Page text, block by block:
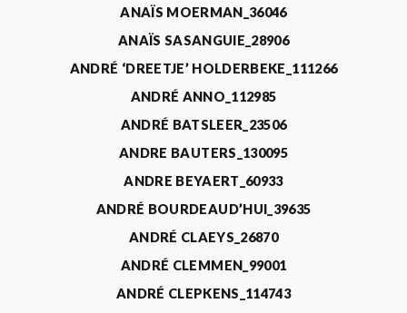
ANAÏS MOERMAN_36046
ANAÏS SASANGUIE_28906
ANDRÉ ‘DREETJE’ HOLDERBEKE_111266
ANDRÉ ANNO_112985
ANDRÉ BATSLEER_23506
ANDRE BAUTERS_130095
ANDRE BEYAERT_60933
ANDRÉ BOURDEAUD’HUI_39635
ANDRÉ CLAEYS_26870
ANDRÉ CLEMMEN_99001
ANDRÉ CLEPKENS_114743